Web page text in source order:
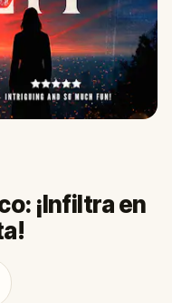
¡Infiltra en